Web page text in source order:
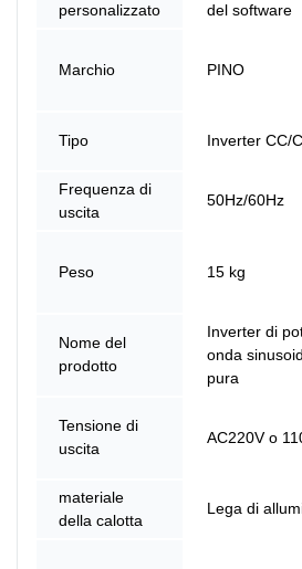
personalizzato
del software
Marchio PINO
Tipo Inverter CC/
Frequenza di
uscita
50Hz/60Hz
Peso 15 kg
Nome del
prodotto
Inverter di
onda
pura
Tensione di
uscita
AC220V o
materiale
della calotta
Lega di